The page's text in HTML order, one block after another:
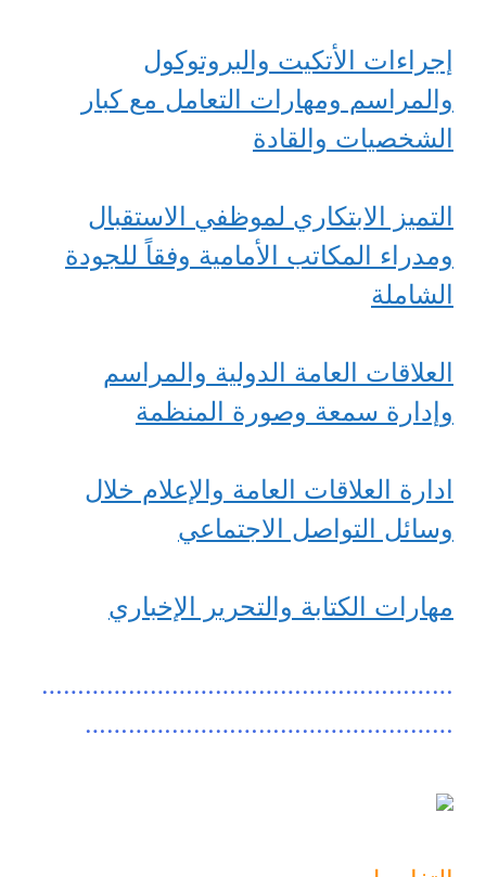
إجراءات الأتكيت والبروتوكول
والمراسم ومهارات التعامل مع كبار
الشخصيات والقادة
التميز الابتكاري لموظفي الاستقبال
ومدراء المكاتب الأمامية وفقاً للجودة
الشاملة
العلاقات العامة الدولية والمراسم
وإدارة سمعة وصورة المنظمة
ادارة العلاقات العامة والإعلام خلال
وسائل التواصل الاجتماعي
مهارات الكتابة والتحرير الإخباري
…………………………………………………
……………………………………………